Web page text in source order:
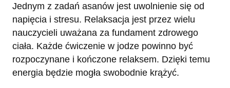
Jednym z zadań asanów jest uwolnienie się od
napięcia i stresu. Relaksacja jest przez wielu
nauczycieli uważana za fundament zdrowego
ciała. Każde ćwiczenie w jodze powinno być
rozpoczynane i kończone relaksem. Dzięki temu
energia będzie mogła swobodnie krążyć.